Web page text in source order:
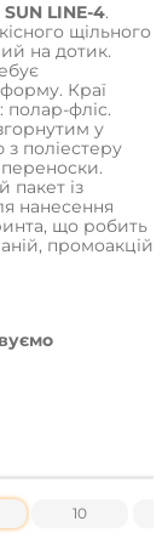
SUN LINE-4.
щільного
на дотик.
Краї
полар-фліс.
у
поліестеру
пакет із
нанесення
що робить
промоакцій
10